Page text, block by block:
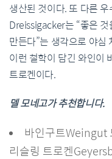
생산된 것이다. 또 다른
Dreissigacker는 “좋은
만든다”는 생각으로 야심
이런 철학이 담긴 와인이
트로켄이다.
델 모네고가 추천합니다.
바인구트Weingut
리슬링 트로켄